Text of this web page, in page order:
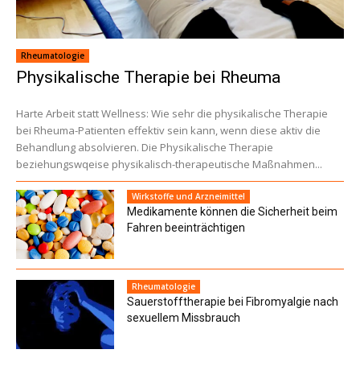
Rheumatologie
Physikalische Therapie bei Rheuma
Harte Arbeit statt Wellness: Wie sehr die physikalische Therapie
bei Rheuma-Patienten effektiv sein kann, wenn diese aktiv die
Behandlung absolvieren. Die Physikalische Therapie
beziehungswqeise physikalisch-therapeutische Maßnahmen...
Wirkstoffe und Arzneimittel
Medikamente können die Sicherheit beim
Fahren beeinträchtigen
Rheumatologie
Sauerstofftherapie bei Fibromyalgie nach
sexuellem Missbrauch